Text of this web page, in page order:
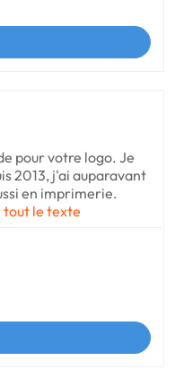
pour votre logo. Je
2013, j'ai auparavant
en imprimerie.
tout le texte